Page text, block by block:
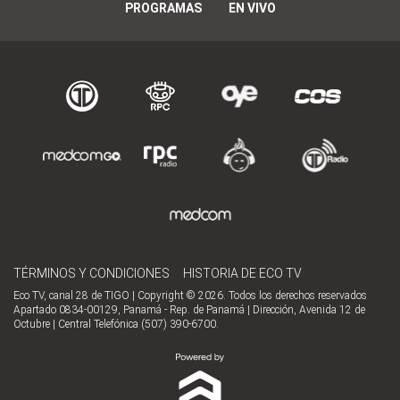
PROGRAMAS EN VIVO
TÉRMINOS Y CONDICIONES HISTORIA DE ECO TV
Eco TV, canal 28 de TIGO | Copyright © 2026. Todos los derechos reservados
Apartado 0834-00129, Panamá - Rep. de Panamá | Dirección, Avenida 12 de
Octubre | Central Telefónica (507) 390-6700.